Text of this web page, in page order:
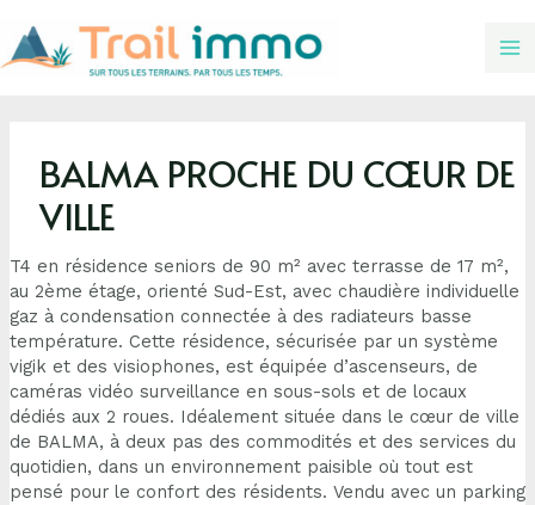
BALMA PROCHE DU CŒUR DE
VILLE
T4 en résidence seniors de 90 m² avec terrasse de 17 m²,
au 2ème étage, orienté Sud-Est, avec chaudière individuelle
gaz à condensation connectée à des radiateurs basse
température. Cette résidence, sécurisée par un système
vigik et des visiophones, est équipée d’ascenseurs, de
caméras vidéo surveillance en sous-sols et de locaux
dédiés aux 2 roues. Idéalement située dans le cœur de ville
de BALMA, à deux pas des commodités et des services du
quotidien, dans un environnement paisible où tout est
pensé pour le confort des résidents. Vendu avec un parking